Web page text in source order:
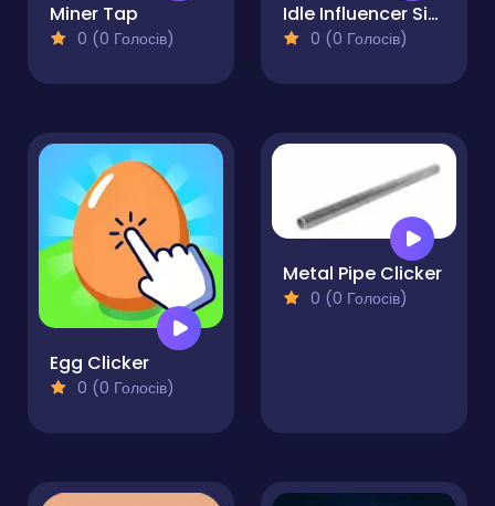
Miner Tap
0 (0 Голосів)
Idle Influencer Simulator
0 (0 Голосів)
Egg Clicker
0 (0 Голосів)
Metal Pipe Clicker
0 (0 Голосів)